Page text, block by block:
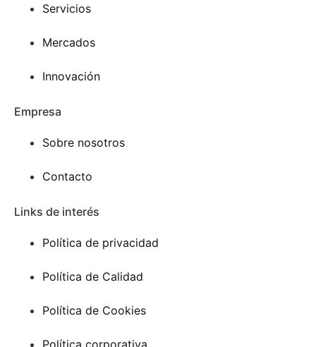
Servicios
Mercados
Innovación
Empresa
Sobre nosotros
Contacto
Links de interés
Política de privacidad
Política de Calidad
Política de Cookies
Política corporativa